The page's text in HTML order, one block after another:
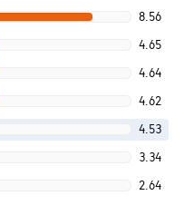
8.56
4.65
4.64
4.62
4.53
3.34
2.64